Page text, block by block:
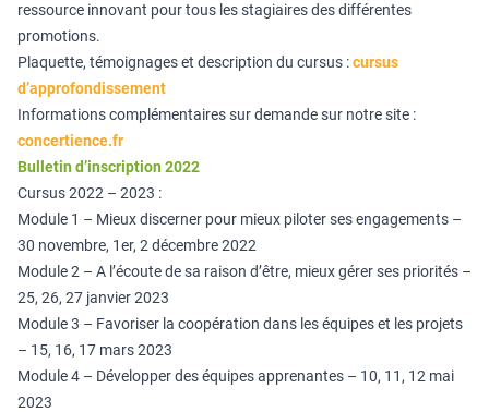
ressource innovant pour tous les stagiaires des différentes
promotions.
Plaquette, témoignages et description du cursus :cursus
d’approfondissement
Informations complémentaires sur demande sur notre site :
concertience.fr
Bulletin d’inscription 2022
Cursus 2022 – 2023 :
Module 1 – Mieux discerner pour mieux piloter ses engagements –
30 novembre, 1er, 2 décembre 2022
Module 2 – A l’écoute de sa raison d’être, mieux gérer ses priorités –
25, 26, 27 janvier 2023
Module 3 – Favoriser la coopération dans les équipes et les projets
– 15, 16, 17 mars 2023
Module 4 – Développer des équipes apprenantes – 10, 11, 12 mai
2023